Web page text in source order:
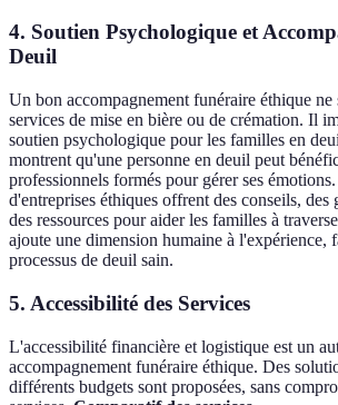
4. Soutien Psychologique et
Deuil
Un bon accompagnement funéraire éthique ne
services de mise en bière ou de crémation. Il
soutien psychologique pour les familles en
montrent qu'une personne en deuil peut
professionnels formés pour gérer ses
d'entreprises éthiques offrent des conseils, des
des ressources pour aider les familles à
ajoute une dimension humaine à l'expérience,
processus de deuil sain.
5. Accessibilité des Services
L'accessibilité financière et logistique est un
accompagnement funéraire éthique. Des
différents budgets sont proposées, sans